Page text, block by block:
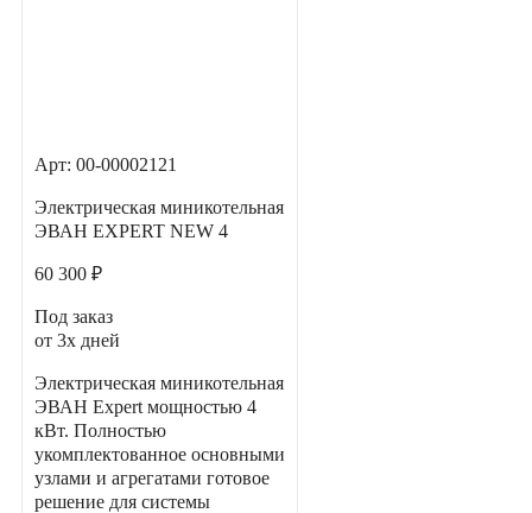
Арт: 00-00002121
Электрическая миникотельная
ЭВАН EXPERT NEW 4
60 300 ₽
Под заказ
от 3х дней
Электрическая миникотельная
ЭВАН Expert мощностью 4
кВт. Полностью
укомплектованное основными
узлами и агрегатами готовое
решение для системы